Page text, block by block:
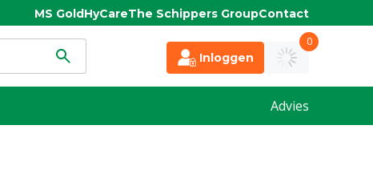
MS GoldHyCareThe Schippers GroupContact
Inloggen
0
Advies